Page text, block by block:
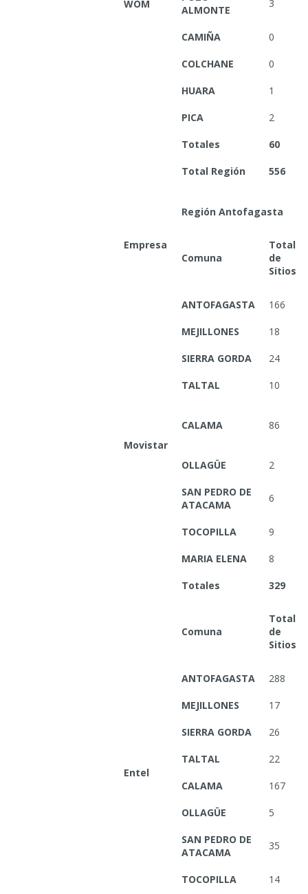
WOM
ALMONTE
3
CAMIÑA 0
COLCHANE 0
HUARA 1
PICA 2
Totales 60
Total Región 556
Empresa
Región Antofagasta
Comuna
Total
de
Sitios
Movistar
ANTOFAGASTA 166
MEJILLONES 18
SIERRA GORDA 24
TALTAL 10
CALAMA 86
OLLAGÜE 2
SAN PEDRO DE
ATACAMA
6
TOCOPILLA 9
MARIA ELENA 8
Totales 329
Entel
Comuna
Total
de
Sitios
ANTOFAGASTA 288
MEJILLONES 17
SIERRA GORDA 26
TALTAL 22
CALAMA 167
OLLAGÜE 5
SAN PEDRO DE
ATACAMA
35
TOCOPILLA 14